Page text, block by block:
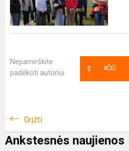
Nepamirškite
padėkoti autoriui
AČIŪ
0
Grįžti
Ankstesnės naujienos